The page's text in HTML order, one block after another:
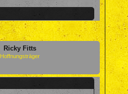
Ricky Fitts
Hoffnungsträger